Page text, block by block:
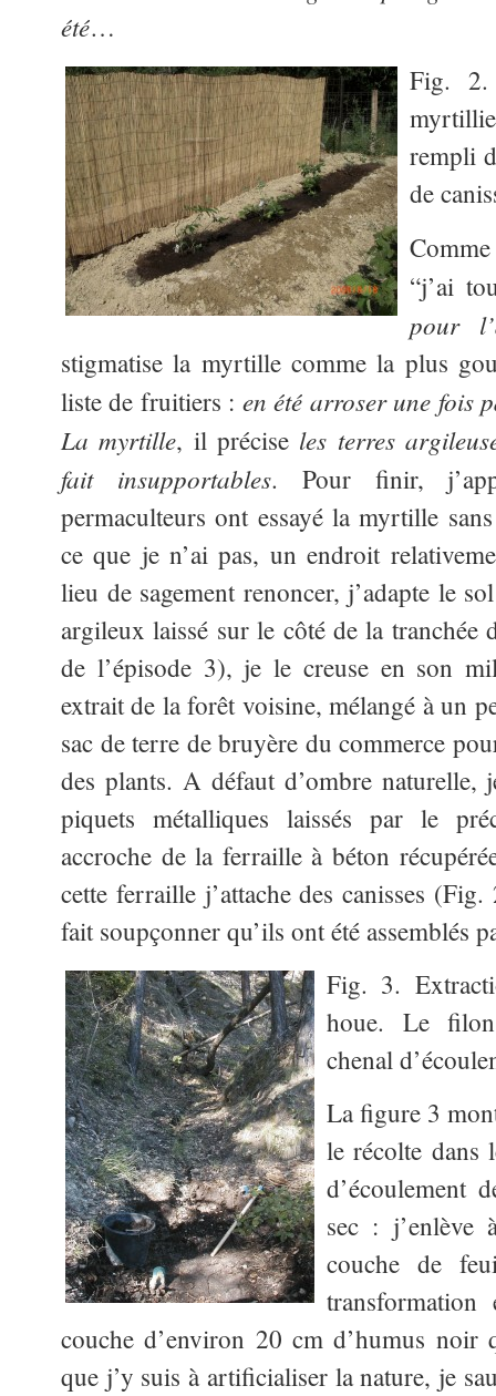
été…
Fig.
rempli
de
“j’ai
pour
stigmatise la myrtille comme la plus
liste de fruitiers : en été arroser une fois
La myrtille, il précise les terres
fait insupportables. Pour finir,
permaculteurs ont essayé la myrtille
ce que je n’ai pas, un endroit
lieu de sagement renoncer, j’adapte le
argileux laissé sur le côté de la
de l’épisode 3), je le creuse en son
extrait de la forêt voisine, mélangé à un
sac de terre de bruyère du commerce
des plants. A défaut d’ombre naturelle,
piquets métalliques laissés par le
accroche de la ferraille à béton
cette ferraille j’attache des canisses
fait soupçonner qu’ils ont été assemblés
Fig. 3.
houe. Le
chenal
La figure 3
le récolte dans
d’écoulement
sec :
couche de
couche d’environ 20 cm d’humus noir
que j’y suis à artificialiser la nature, je